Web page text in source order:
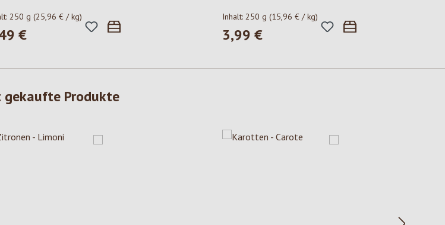
250 g (25,96 € / kg)
Preis:
€
Inhalt: 250 g (15,96 € / kg)
Regulärer Preis:
3,99 €
gekaufte Produkte